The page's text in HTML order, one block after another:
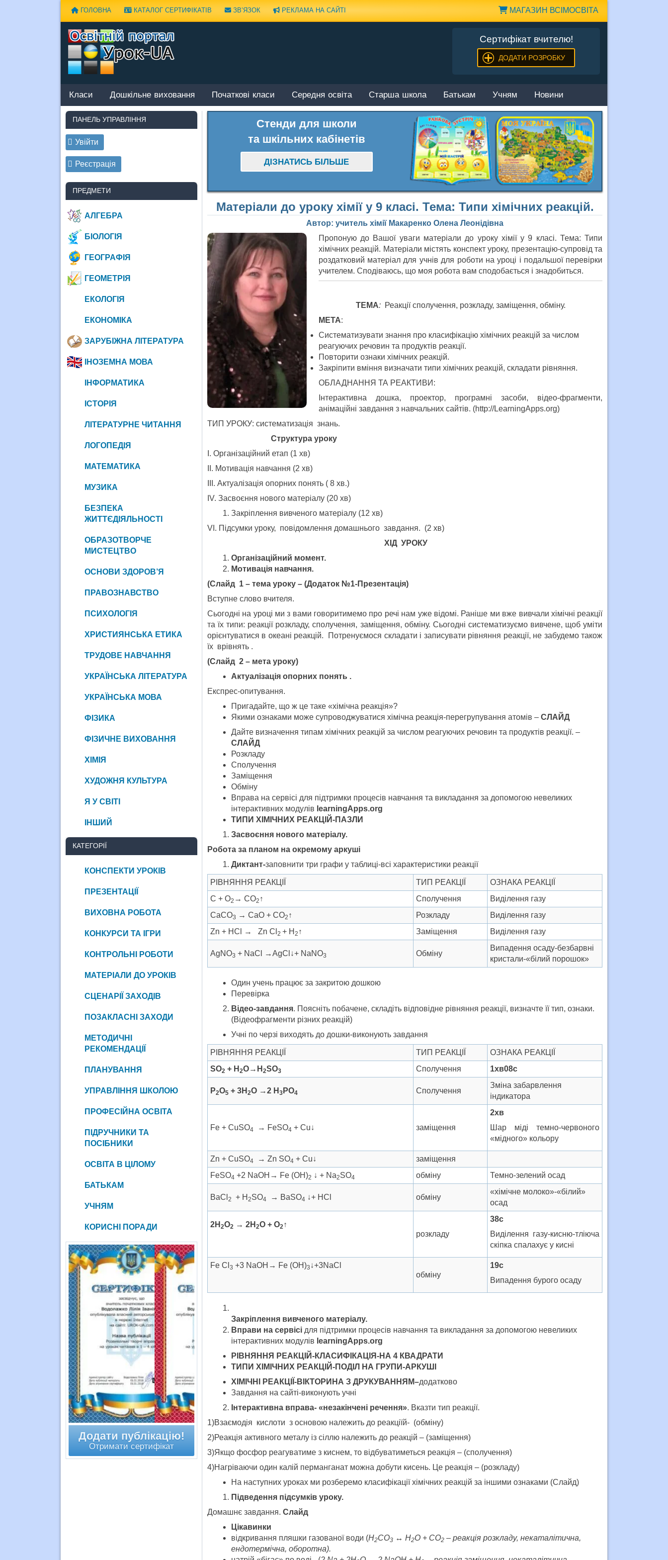
МАГАЗИН ВСІМОСВІТА
ГОЛОВНА КАТАЛОГ СЕРТИФІКАТІВ ЗВ’ЯЗОК РЕКЛАМА НА САЙТІ
Сертифікат вчителю!
ДОДАТИ РОЗРОБКУ
Класи Дошкільне виховання Початкові класи Середня освіта Старша школа Батькам Учням Новини
Стенди для школи
та шкільних кабінетів
ДІЗНАТИСЬ БІЛЬШЕ
Матеріали до уроку хімії у 9 класі. Тема: Типи хімічних реакцій.
Автор: учитель хімії Макаренко Олена Леонідівна
Пропоную до Вашої уваги матеріали до уроку хімії у 9 класі. Тема: Типи
хімічних реакцій. Матеріали містять конспект уроку, презентацію-супровід та
роздатковий матеріал для учнів для роботи на уроці і подальшої перевірки
учителем. Сподіваюсь, що моя робота вам сподобається і знадобиться.
ТЕМА: Реакції сполучення, розкладу, заміщення, обміну.
МЕТА:
Систематизувати знання про класифікацію хімічних реакцій за числом
реагуючих речовин та продуктів реакції.
Повторити ознаки хімічних реакцій.
Закріпити вміння визначати типи хімічних реакцій, складати рівняння.
ОБЛАДНАННЯ ТА РЕАКТИВИ:
Інтерактивна дошка, проектор, програмні засоби, відео-фрагменти,
анімаційні завдання з навчальних сайтів. (http://LearningApps.org)
ТИП УРОКУ: систематизація знань.
Структура уроку
І. Організаційний етап (1 хв)
ІІ. Мотивація навчання (2 хв)
ІІІ. Актуалізація опорних понять ( 8 хв.)
ІV. Засвоєння нового матеріалу (20 хв)
Закріплення вивченого матеріалу (12 хв)
VІ. Підсумки уроку, повідомлення домашнього завдання. (2 хв)
ХІД УРОКУ
Організаційний момент.
Мотивація навчання.
(Слайд 1 – тема уроку – (Додаток №1-Презентація)
Вступне слово вчителя.
Сьогодні на уроці ми з вами говоритимемо про речі нам уже відомі. Раніше ми вже вивчали хімічні реакції
та їх типи: реакції розкладу, сполучення, заміщення, обміну. Сьогодні систематизуємо вивчене, щоб уміти
орієнтуватися в океані реакцій. Потренуємося складати і записувати рівняння реакції, не забудемо також
їх врівнять .
(Слайд 2 – мета уроку)
Актуалізація опорних понять .
Експрес-опитування.
Пригадайте, що ж це таке «хімічна реакція»?
Якими ознаками може супроводжуватися хімічна реакція-перегрупування атомів – СЛАЙД
Дайте визначення типам хімічних реакцій за числом реагуючих речовин та продуктів реакції. –
СЛАЙД
Розкладу
Сполучення
Заміщення
Обміну
Вправа на сервісі для підтримки процесів навчання та викладання за допомогою невеликих
інтерактивних модулів learningАpps.org
ТИПИ ХІМІЧНИХ РЕАКЦІЙ-ПАЗЛИ
Засвоєння нового матеріалу.
Робота за планом на окремому аркуші
Диктант-заповнити три графи у таблиці-всі характеристики реакції
РІВНЯННЯ РЕАКЦІЇ ТИП РЕАКЦІЇ
ОЗНАКА РЕАКЦІЇ
С + О2 → СО2 ↑ Сполучення
Виділення газу
СаСО3 → СаО + СО2 ↑ Розкладу
Виділення газу
Zn + HCl → Zn Cl 2 + H 2 ↑ Заміщення Виділення газу
AgNO3 + NaCl →AgCl↓+ NaNO3 Обміну
Випадення осаду-безбарвні
кристали-«білий порошок»
Один учень працює за закритою дошкою
Перевірка
Відео-завдання. Поясніть побачене, складіть відповідне рівняння реакції, визначте її тип, ознаки.
(Відеофрагменти різних реакцій)
Учні по черзі виходять до дошки-виконують завдання
РІВНЯННЯ РЕАКЦІЇ ТИП РЕАКЦІЇ
ОЗНАКА РЕАКЦІЇ
SO2 + Н 2О→ H 2SO3 Сполучення 1хв08с
Р2О5 + 3Н 2О →2 Н 3 РО4 Сполучення
Зміна забарвлення
індикатора
Fe + СuSO4 → FeSO4 + Cu↓ заміщення
2хв
Шар міді темно-червоного
«мідного» кольору
Zn + СuSO4 → Zn SO4 + Cu↓
заміщення
FeSO4 +2 NaOH→ Fe (OH)2 ↓ + Na2SO4 обміну Темно-зелений осад
ВaCl 2 + H 2SO4 → ВaSO4 ↓+ HCl обміну
«хімічне молоко»-«білий»
осад
2Н 2О2 → 2Н 2О + О2↑
розкладу
38с
Виділення газу-кисню-тліюча
скіпка спалахує у кисні
Fe Cl 3 +3 NaOH→ Fe (OH)3 ↓+3NaCl
обміну
19с
Випадення бурого осаду
Закріплення вивченого матеріалу.
Вправи на сервісідля підтримки процесів навчання та викладання за допомогою невеликих
інтерактивних модулів learningАpps.org
РІВНЯННЯ РЕАКЦІЙ-КЛАСИФІКАЦІЯ-НА 4 КВАДРАТИ
ТИПИ ХІМІЧНИХ РЕАКЦІЙ-ПОДІЛ НА ГРУПИ-АРКУШІ
ХІМІЧНІ РЕАКЦІЇ-ВІКТОРИНА З ДРУКУВАННЯМ–додатково
Завдання на сайті-виконують учні
Інтерактивна вправа- «незакінчені речення». Вказти тип реакції.
1)Взаємодія кислоти з основою належить до реакціїй- (обміну)
2)Реакція активного металу із сіллю належить до реакцій – (заміщення)
3)Якщо фосфор реагуватиме з киснем, то відбуватиметься реакція – (сполучення)
4)Нагріваючи один калій перманганат можна добути кисень. Це реакція – (розкладу)
На наступних уроках ми розберемо класифікації хімічних реакцій за іншими ознаками (Слайд)
Підведення підсумків уроку.
Домашнє завдання. Слайд
Цікавинки
відкривання пляшки газованої води (Н2СО3↔ Н2О + СО2– реакція розкладу, некаталітична,
ендотермічна, оборотна).
ПАНЕЛЬ УПРАВЛІННЯ
Увійти
Реєстрація
ПРЕДМЕТИ
АЛГЕБРА
БІОЛОГІЯ
ГЕОГРАФІЯ
ГЕОМЕТРІЯ
ЕКОЛОГІЯ
ЕКОНОМІКА
ЗАРУБІЖНА ЛІТЕРАТУРА
ІНОЗЕМНА МОВА
ІНФОРМАТИКА
ІСТОРІЯ
ЛІТЕРАТУРНЕ ЧИТАННЯ
ЛОГОПЕДІЯ
МАТЕМАТИКА
МУЗИКА
БЕЗПЕКА
ЖИТТЄДІЯЛЬНОСТІ
ОБРАЗОТВОРЧЕ
МИСТЕЦТВО
ОСНОВИ ЗДОРОВ’Я
ПРАВОЗНАВСТВО
ПСИХОЛОГІЯ
ХРИСТИЯНСЬКА ЕТИКА
ТРУДОВЕ НАВЧАННЯ
УКРАЇНСЬКА ЛІТЕРАТУРА
УКРАЇНСЬКА МОВА
ФІЗИКА
ФІЗИЧНЕ ВИХОВАННЯ
ХІМІЯ
ХУДОЖНЯ КУЛЬТУРА
Я У СВІТІ
ІНШИЙ
КАТЕГОРІЇ
КОНСПЕКТИ УРОКІВ
ПРЕЗЕНТАЦІЇ
ВИХОВНА РОБОТА
КОНКУРСИ ТА ІГРИ
КОНТРОЛЬНІ РОБОТИ
МАТЕРІАЛИ ДО УРОКІВ
СЦЕНАРІЇ ЗАХОДІВ
ПОЗАКЛАСНІ ЗАХОДИ
МЕТОДИЧНІ
РЕКОМЕНДАЦІЇ
ПЛАНУВАННЯ
УПРАВЛІННЯ ШКОЛОЮ
ПРОФЕСІЙНА ОСВІТА
ПІДРУЧНИКИ ТА
ПОСІБНИКИ
ОСВІТА В ЦІЛОМУ
БАТЬКАМ
УЧНЯМ
КОРИСНІ ПОРАДИ
Додати публікацію!
Отримати сертифікат